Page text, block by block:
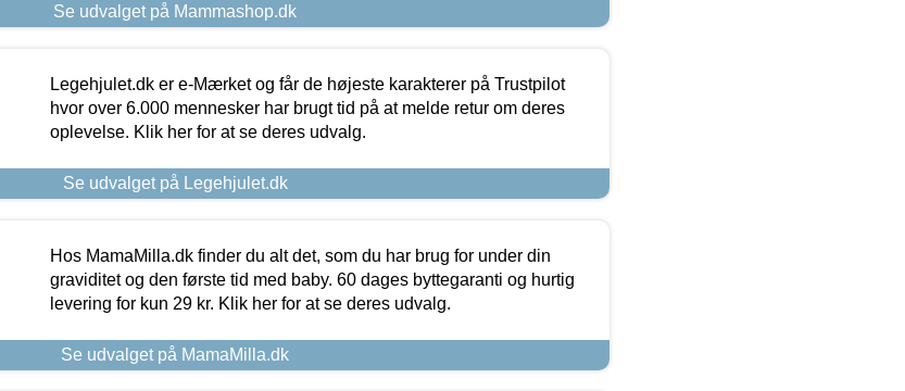
Se udvalget på Mammashop.dk
Legehjulet.dk er e-Mærket og får de højeste karakterer på Trustpilot
hvor over 6.000 mennesker har brugt tid på at melde retur om deres
oplevelse. Klik her for at se deres udvalg.
Se udvalget på Legehjulet.dk
Hos MamaMilla.dk finder du alt det, som du har brug for under din
graviditet og den første tid med baby. 60 dages byttegaranti og hurtig
levering for kun 29 kr. Klik her for at se deres udvalg.
Se udvalget på MamaMilla.dk